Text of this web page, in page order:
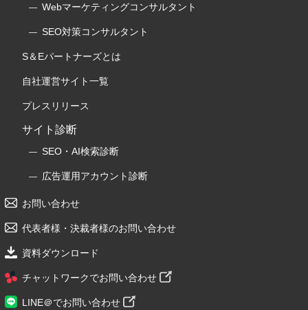
Webマーケティングコンサルタント
SEO対策コンサルタント
S＆Eパートナーズとは
自社運営サイト一覧
プレスリリース
サイト診断
SEO・AI検索診断
広告運用アカウント診断
お問い合わせ
代表者様・決裁者様のお問い合わせ
資料ダウンロード
チャットワークでお問い合わせ
LINE＠でお問い合わせ